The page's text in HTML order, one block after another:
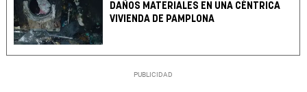
DAÑOS MATERIALES EN UNA CÉNTRICA
VIVIENDA DE PAMPLONA